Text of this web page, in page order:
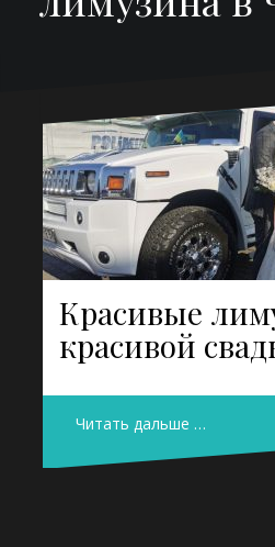
Красивые
красивой
Читать дальше …